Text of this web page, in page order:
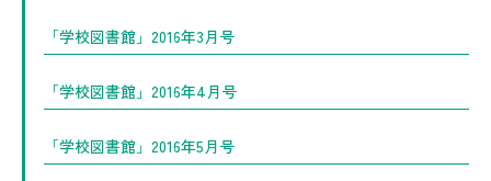
「学校図書館」2016年3月号
「学校図書館」2016年4月号
「学校図書館」2016年5月号